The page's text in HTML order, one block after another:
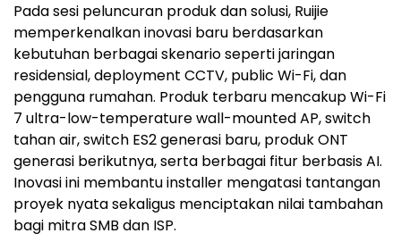
Pada sesi peluncuran produk dan solusi, Ruijie
memperkenalkan inovasi baru berdasarkan
kebutuhan berbagai skenario seperti jaringan
residensial, deployment CCTV, public Wi-Fi, dan
pengguna rumahan. Produk terbaru mencakup Wi-Fi
7 ultra-low-temperature wall-mounted AP, switch
tahan air, switch ES2 generasi baru, produk ONT
generasi berikutnya, serta berbagai fitur berbasis AI.
Inovasi ini membantu installer mengatasi tantangan
proyek nyata sekaligus menciptakan nilai tambahan
bagi mitra SMB dan ISP.